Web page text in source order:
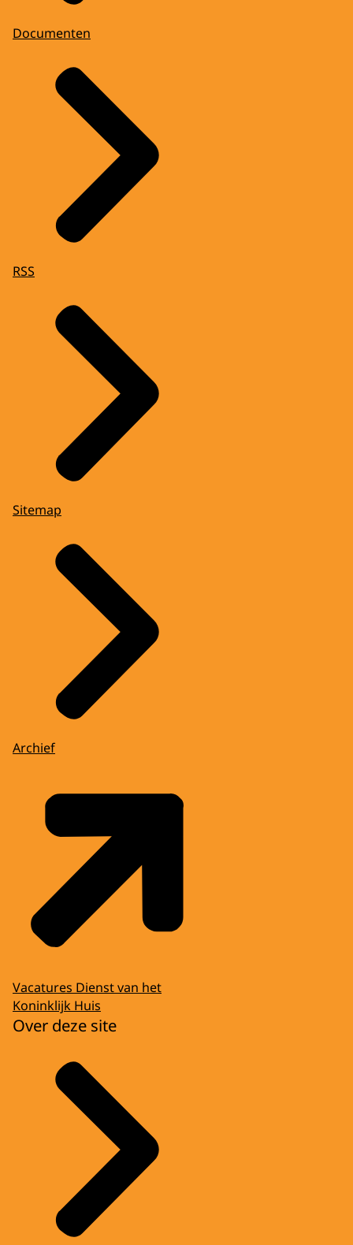
Documenten
RSS
Sitemap
Archief
Vacatures Dienst van het
Koninklijk Huis
Over deze site